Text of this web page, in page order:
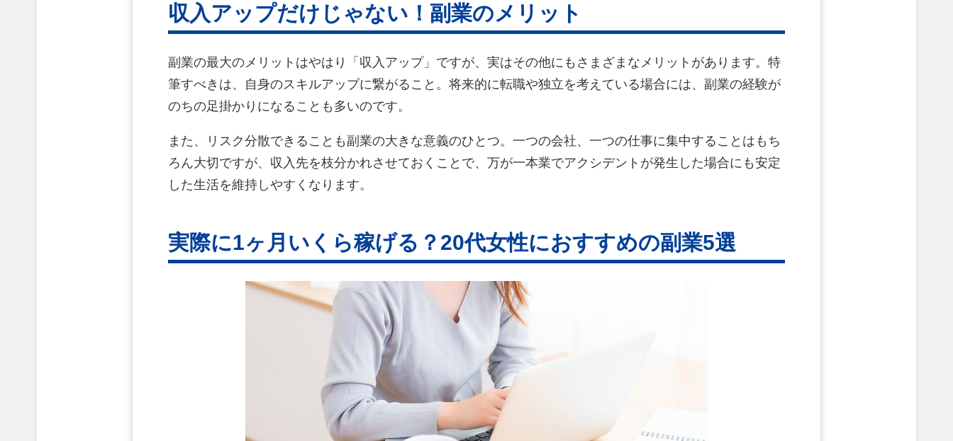
収入アップだけじゃない！副業のメリット
副業の最大のメリットはやはり「収入アップ」ですが、実はその他にもさまざまなメリットがあります。特
筆すべきは、自身のスキルアップに繋がること。将来的に転職や独立を考えている場合には、副業の経験が
のちの足掛かりになることも多いのです。
また、リスク分散できることも副業の大きな意義のひとつ。一つの会社、一つの仕事に集中することはもち
ろん大切ですが、収入先を枝分かれさせておくことで、万が一本業でアクシデントが発生した場合にも安定
した生活を維持しやすくなります。
実際に1ヶ月いくら稼げる？20代女性におすすめの副業5選